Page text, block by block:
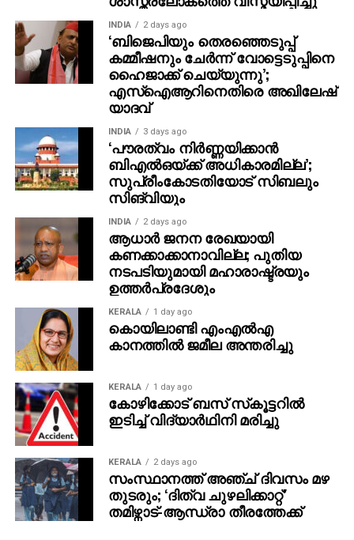
INDIA 2 days ago
‘ബിജെപിയും തെരഞ്ഞെടുപ്പ്
കമ്മീഷനും ചേർന്ന് വോട്ടെടുപ്പിനെ
ഹൈജാക്ക് ചെയ്യുന്നു’;
എസ്ഐആറിനെതിരെ അഖിലേഷ്
യാദവ്
INDIA 3 days ago
‘പൗരത്വം നിര്‍ണ്ണയിക്കാന്‍
ബിഎല്‍ഒയ്ക്ക് അധികാരമില്ല’;
സുപ്രീംകോടതിയോട് സിബലും
സിങ്‌വിയും
INDIA 2 days ago
ആധാർ ജനന രേഖയായി
കണക്കാക്കാനാവില്ല; പുതിയ
നടപടിയുമായി മഹാരാഷ്ട്രയും
ഉത്തർപ്രദേശും
KERALA 1 day ago
കൊയിലാണ്ടി എംഎല്‍എ
കാനത്തില്‍ ജമീല അന്തരിച്ചു
KERALA 1 day ago
കോഴിക്കോട് ബസ് സ്‌കൂട്ടറില്‍
ഇടിച്ച് വിദ്യാര്‍ഥിനി മരിച്ചു
KERALA 2 days ago
സംസ്ഥാനത്ത് അഞ്ച് ദിവസം മഴ
തുടരും; ‘ദിത്വ ചുഴലിക്കാറ്റ്‌’
തമിഴ്നാട്-ആന്ധ്രാ തീരത്തേക്ക്